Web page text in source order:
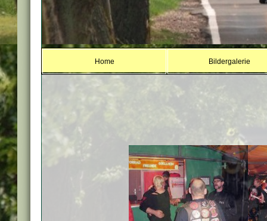
Home Bildergalerie
Treffen_2015